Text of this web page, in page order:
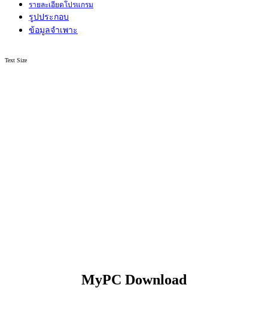
รายละเอียดโปรแกรม
รูปประกอบ
ข้อมูลจำเพาะ
Text Size
MyPC Download